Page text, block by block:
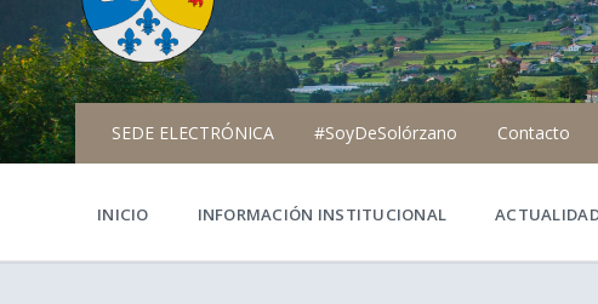
SEDE ELECTRÓNICA #SoyDeSolórzano Contacto
INICIO INFORMACIÓN INSTITUCIONAL